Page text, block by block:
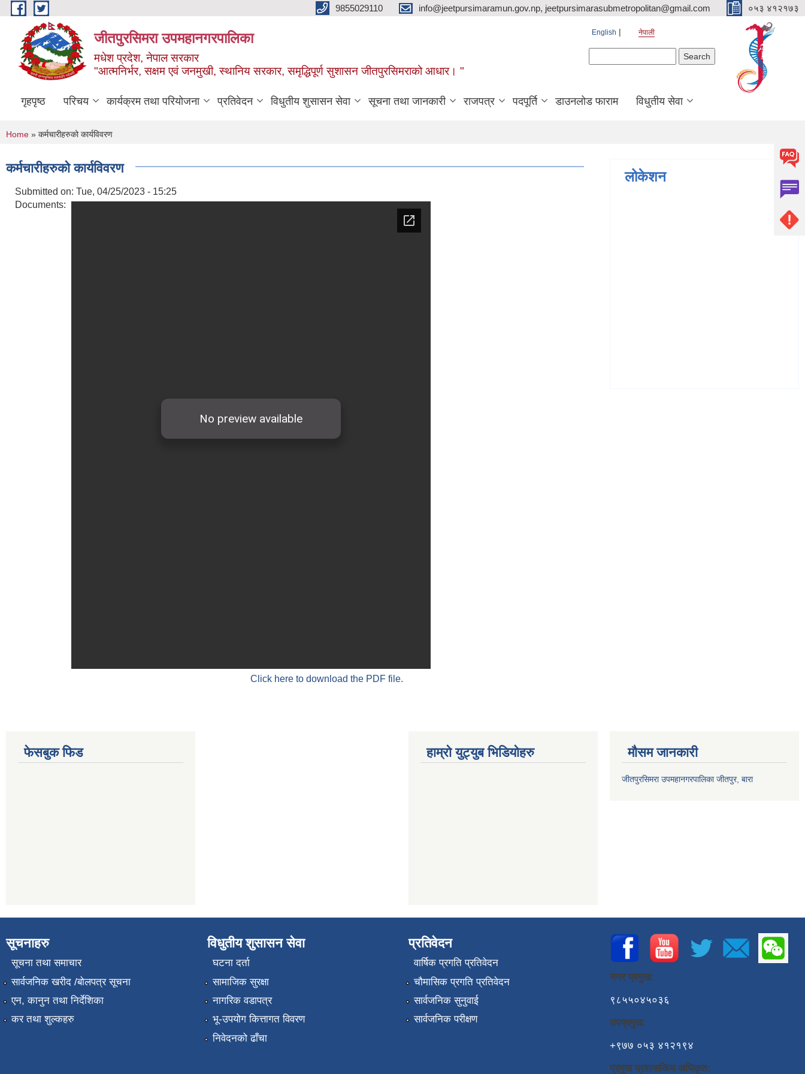
Skip to main content 9855029110 info@jeetpursimaramun.gov.np, jeetpursimarasubmetropolitan@gmail.com ०५३ ४१२१७३
जीतपुरसिमरा उपमहानगरपालिका
मधेश प्रदेश, नेपाल सरकार
"आत्मनिर्भर, सक्षम एवं जनमुखी, स्थानिय सरकार, समृद्धिपूर्ण सुशासन जीतपुरसिमराको आधार। "
English नेपाली
गृहपृष्ठ परिचय कार्यक्रम तथा परियोजना प्रतिवेदन विधुतीय शुसासन सेवा सूचना तथा जानकारी राजपत्र पदपूर्ति डाउनलोड फाराम विधुतीय सेवा
You are here
Home » कर्मचारीहरुको कार्यविवरण
कर्मचारीहरुको कार्यविवरण
Submitted on: Tue, 04/25/2023 - 15:25
Documents:
Click here to download the PDF file.
लोकेशन
फेसबुक फिड हाम्रो युट्युब भिडियोहरु मौसम जानकारी
जीतपुरसिमरा उपमहानगरपालिका जीतपुर, बारा
सूचनाहरु
सूचना तथा समाचार
सार्वजनिक खरीद /बोलपत्र सूचना
एन, कानुन तथा निर्देशिका
कर तथा शुल्कहरु
विधुतीय शुसासन सेवा
घटना दर्ता
सामाजिक सुरक्षा
नागरिक वडापत्र
भू-उपयोग कित्तागत विवरण
निवेदनको ढाँचा
प्रतिवेदन
वार्षिक प्रगति प्रतिवेदन
चौमासिक प्रगति प्रतिवेदन
सार्वजनिक सुनुवाई
सार्वजनिक परीक्षण
नगर प्रमुख:
९८५५०४५०३६
उपप्रमुख:
+९७७ ०५३ ४१२१९४
प्रमुख प्रशासकिय अधिकृत: